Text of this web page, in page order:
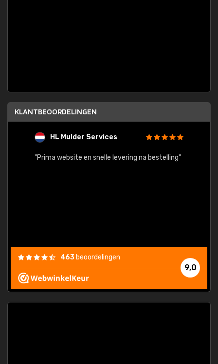
KLANTBEOORDELINGEN
HL Mulder Services
"Prima website en snelle levering na bestelling"
9,0
463 beoordelingen